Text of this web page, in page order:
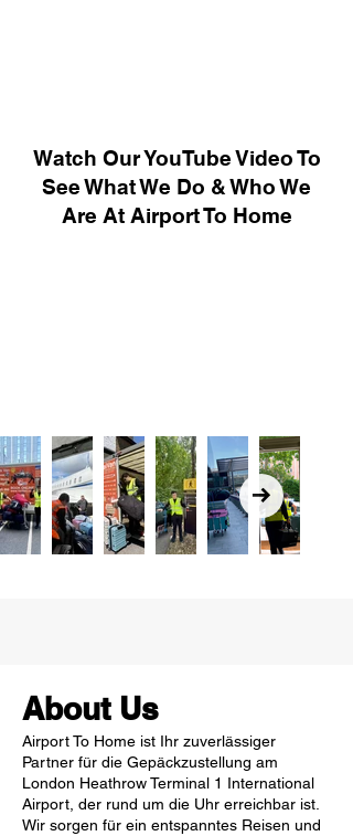
Watch Our YouTube Video To
See What We Do & Who We
Are At Airport To Home
About Us
Airport To Home ist Ihr zuverlässiger
Partner für die Gepäckzustellung am
London Heathrow Terminal 1 International
Airport, der rund um die Uhr erreichbar ist.
Wir sorgen für ein entspanntes Reisen und